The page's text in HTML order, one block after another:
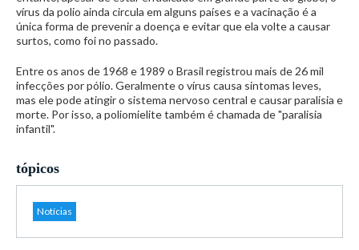
vírus da polio ainda circula em alguns países e a vacinação é a
única forma de prevenir a doença e evitar que ela volte a causar
surtos, como foi no passado.
Entre os anos de 1968 e 1989 o Brasil registrou mais de 26 mil
infecções por pólio. Geralmente o vírus causa sintomas leves,
mas ele pode atingir o sistema nervoso central e causar paralisia e
morte. Por isso, a poliomielite também é chamada de "paralisia
infantil".
tópicos
Notícias